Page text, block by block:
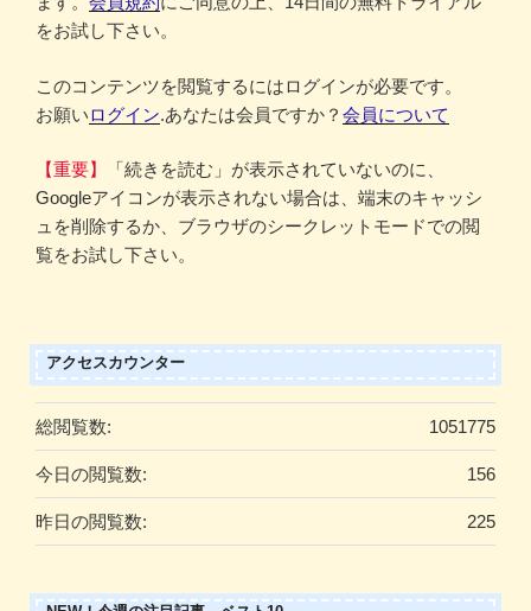
をお試し下さい。
このコンテンツを閲覧するにはログインが必要です。
お願いログイン.あなたは会員ですか？ 会員について
【重要】
「続きを読む」が表示されていないのに、
Googleアイコンが表示されない場合は、端末のキャッシ
ュを削除するか、ブラウザのシークレットモードでの閲
覧をお試し下さい。
アクセスカウンター
1051775
総閲覧数:
156
今日の閲覧数:
225
昨日の閲覧数: